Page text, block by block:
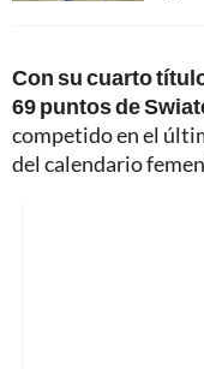
Con su cuarto
69 puntos de
competido en el
del calendario